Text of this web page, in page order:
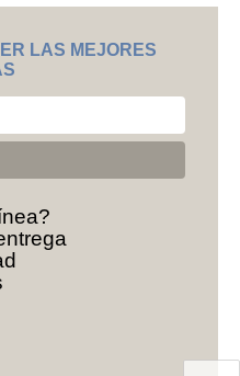
LAS MEJORES